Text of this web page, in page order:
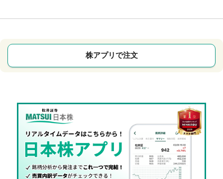
株アプリで注文